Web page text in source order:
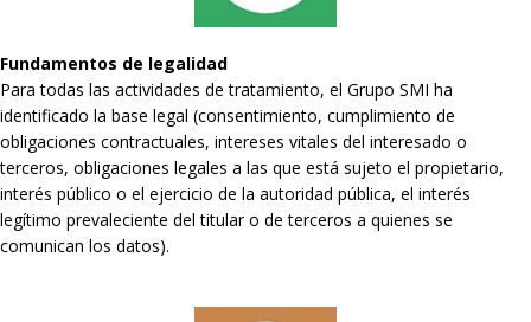
Fundamentos de legalidad
Para todas las actividades de tratamiento, el Grupo SMI ha
identificado la base legal (consentimiento, cumplimiento de
obligaciones contractuales, intereses vitales del interesado o
terceros, obligaciones legales a las que está sujeto el propietario,
interés público o el ejercicio de la autoridad pública, el interés
legítimo prevaleciente del titular o de terceros a quienes se
comunican los datos).